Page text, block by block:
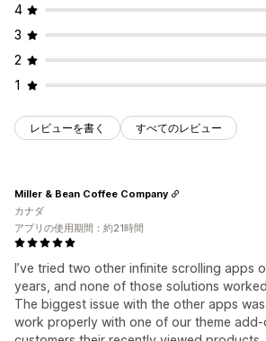
4
3
2
1
レビューを書く すべてのレビュー
I’ve tried two other infinite scrolling apps
years, and none of those solutions
The biggest issue with the other apps
work properly with one of our theme add-
Miller & Bean Coffee Company
カナダ
アプリの使用期間：約21時間